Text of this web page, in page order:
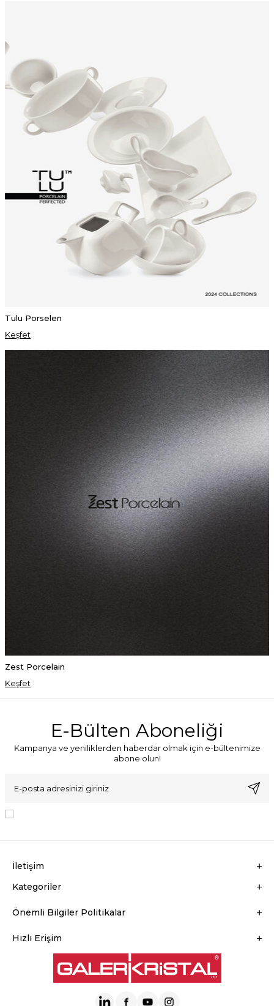
Tulu Porselen
Keşfet
Zest Porcelain
Keşfet
E-Bülten Aboneliği
Kampanya ve yeniliklerden haberdar olmak için e-bültenimize
abone olun!
İletişim
Kategoriler
Önemli Bilgiler Politikalar
Hızlı Erişim